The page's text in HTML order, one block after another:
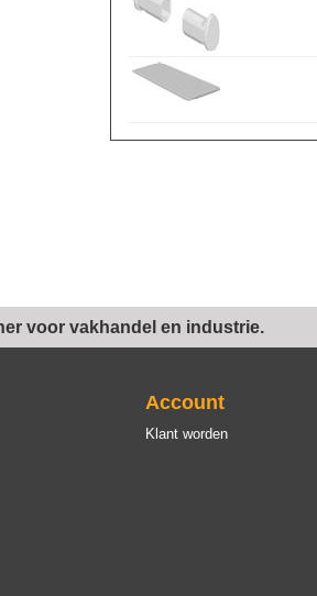
voor vakhandel en industrie.
Account
Klant worden